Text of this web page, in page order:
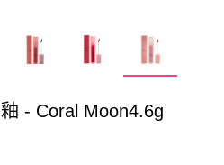
3CE 自然清透水霧唇釉 - Coral Moon4.6g